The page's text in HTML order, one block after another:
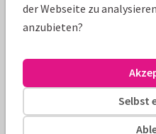
Umschlag:
Adresse: Rückseite
Größen
der Webseite zu
anzubieten?
Selbst